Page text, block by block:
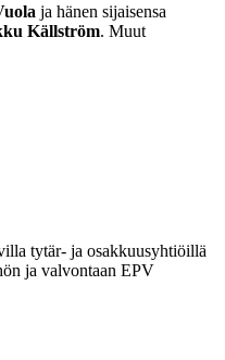
ja hänen sijaisensa
Källström. Muut
tytär- ja osakkuusyhtiöillä
ja valvontaan EPV